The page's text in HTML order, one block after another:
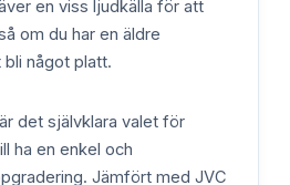
en viss ljudkälla för att
om du har en äldre
något platt.
det självklara valet för
ha en enkel och
Jämfört med JVC